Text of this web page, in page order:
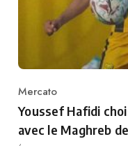
Category
Mercato
Youssef Hafidi
avec le Maghreb